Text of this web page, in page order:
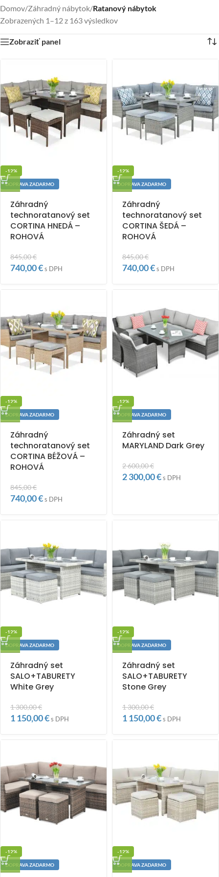
Domov/Záhradný nábytok/Ratanový nábytok
Zobrazených 1–12 z 163 výsledkov
Zobraziť panel
-12%
DOPRAVA ZADARMO
Záhradný
technoratanový set
CORTINA HNEDÁ –
ROHOVÁ
845,00€
740,00€s DPH
-12%
DOPRAVA ZADARMO
Záhradný
technoratanový set
CORTINA ŠEDÁ –
ROHOVÁ
845,00€
740,00€s DPH
-12%
DOPRAVA ZADARMO
Záhradný
technoratanový set
CORTINA BÉŽOVÁ –
ROHOVÁ
845,00€
740,00€s DPH
-12%
DOPRAVA ZADARMO
Záhradný set
MARYLAND Dark Grey
2 600,00€
2 300,00€s DPH
-12%
DOPRAVA ZADARMO
Záhradný set
SALO+TABURETY
White Grey
1 300,00€
1 150,00€s DPH
-12%
DOPRAVA ZADARMO
Záhradný set
SALO+TABURETY
Stone Grey
1 300,00€
1 150,00€s DPH
-12%
DOPRAVA ZADARMO
-12%
DOPRAVA ZADARMO